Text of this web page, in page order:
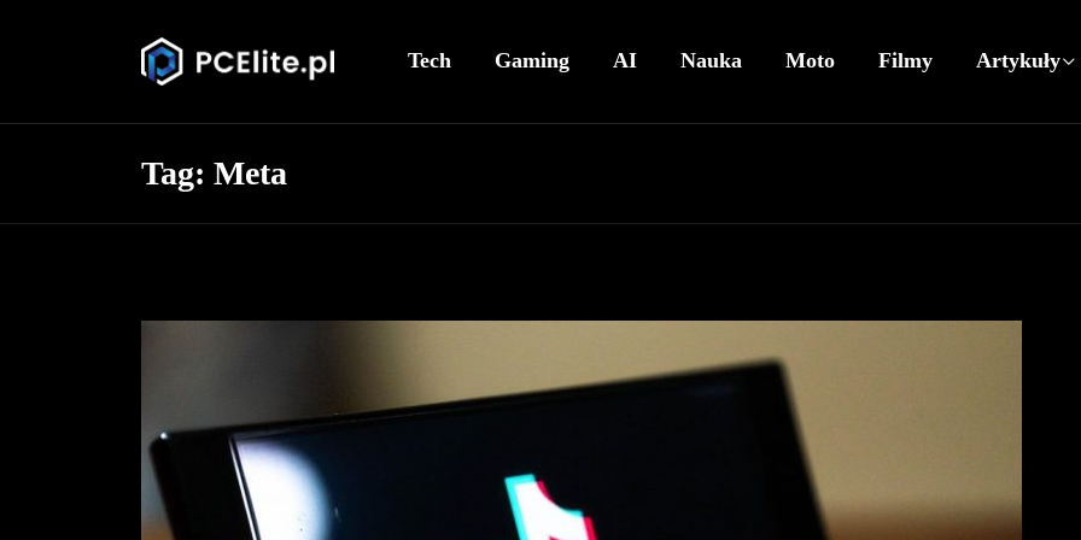
Tech Gaming AI Nauka Moto Filmy Artykuły
Tag: Meta